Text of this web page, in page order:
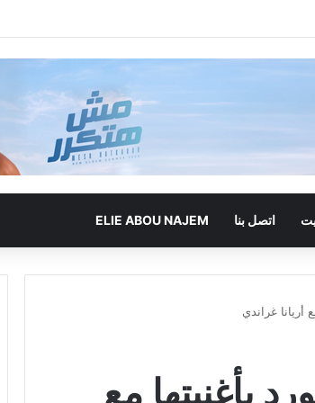
اتصل بنا ELIE ABOU NAJEM
أريانا غراندي
بأغنيتها مع